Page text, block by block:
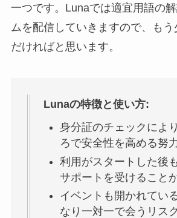
一つです。Lunaでは適宜用語の
ムを配信していきますので、も
だければと思います。
Lunaの特徴と使い方:
身分証のチェックによ
ろで安全性を高める努
利用がスタートした後
サポートを受けること
イベントも開かれてい
なり一対一で会うリス